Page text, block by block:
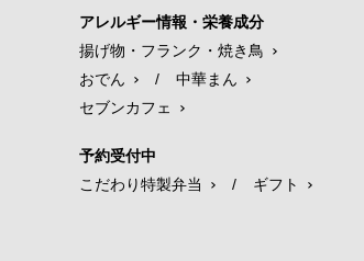
アレルギー情報・栄養成分
揚げ物・フランク・焼き鳥
おでん
/
中華まん
セブンカフェ
予約受付中
こだわり特製弁当
/ ギフト